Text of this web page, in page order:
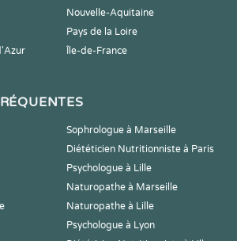
Nouvelle-Aquitaine
Pays de la Loire
Île-de-France
Sophrologue à Marseille
Diététicien Nutritionniste à Paris
Psychologue à Lille
Naturopathe à Marseille
Naturopathe à Lille
Psychologue à Lyon